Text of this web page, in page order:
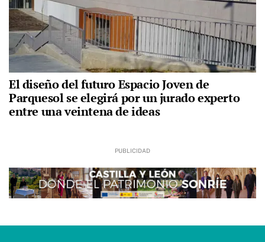
El diseño del futuro Espacio Joven de
Parquesol se elegirá por un jurado experto
entre una veintena de ideas